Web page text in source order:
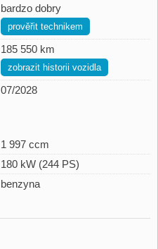
bardzo dobry
prověřit technikem
185 550 km
zobrazit historii vozidla
07/2028
1 997 ccm
180 kW (244 PS)
benzyna